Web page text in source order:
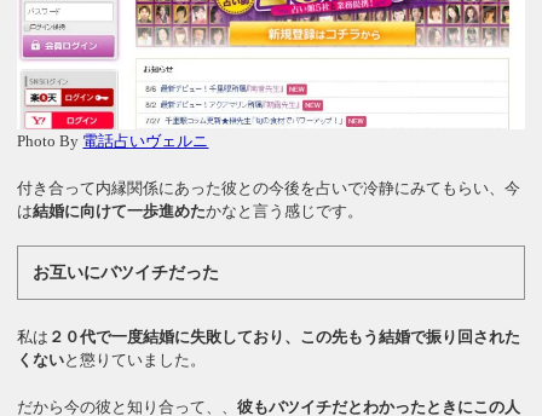
Photo By 電話占いヴェルニ
付き合って内縁関係にあった彼との今後を占いで冷静にみてもらい、今
は結婚に向けて一歩進めたかなと言う感じです。
お互いにバツイチだった
私は ２０代で一度結婚に失敗しており、この先もう結婚で振り回された
くないと懲りていました。
だから今の彼と知り合って、、彼もバツイチだとわかったときにこの人